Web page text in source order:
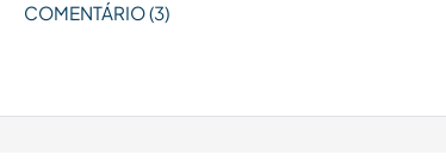
COMENTÁRIO (3)